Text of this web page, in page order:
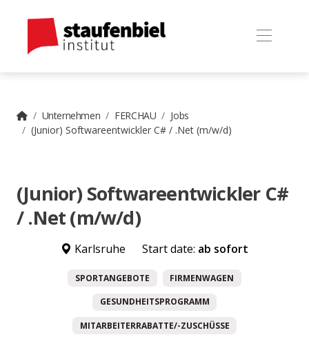
Unternehmen FERCHAU
Jobs
(Junior) Softwareentwickler C# / .Net (m/w/d)
(Junior) Softwareentwickler C#
/ .Net (m/w/d)
Karlsruhe Start date: ab sofort
SPORTANGEBOTE FIRMENWAGEN
GESUNDHEITSPROGRAMM
MITARBEITERRABATTE/-ZUSCHÜSSE